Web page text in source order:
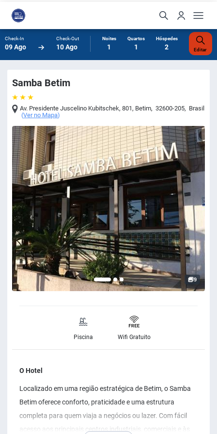
Check-In
09 Ago
Check-Out
10 Ago
Noites
1
Quartos
1
Hóspedes
2 Editar
Samba Betim
Av. Presidente Juscelino Kubitschek, 801, Betim, 32600-205, Brasil
(Ver no Mapa)
9
Piscina Wifi Gratuito
O Hotel
Localizado em uma região estratégica de Betim, o Samba
Betim oferece conforto, praticidade e uma estrutura
completa para quem viaja a negócios ou lazer. Com fácil
acesso aos principais centros industriais, comerciais e às